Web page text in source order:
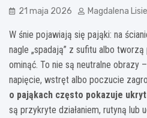
21 maja 2026 Magdalena
W śnie pojawiają się pająki: na
nagle „spadają” z sufitu albo
ominąć. To nie są neutralne obrazy
napięcie, wstręt albo poczucie
o pająkach często pokazuje
są przykryte działaniem, rutyną lub